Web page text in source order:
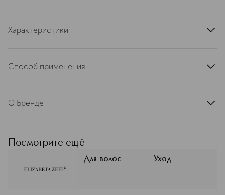
Характеристики
Способ применения
Оставьте подействовать, затем смойте водой.
О Бренде
волосами, вдохновлённый опытом
немецких стилистов. Продукция
бренда разработана с учётом
Посмотрите ещё
Для волос Уход